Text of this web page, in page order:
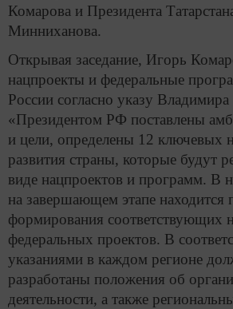
Комарова и Президента
Минниханова.
Открывая заседание, Игорь
нацпроекты и федеральные
России согласно указу
«Президентом РФ поставлены
и цели, определены 12 ключевых
развития страны, которые будут
виде нацпроектов и программ. В
на завершающем этапе находится
формирования соответствующих
федеральных проектов. В
указаниями в каждом регионе
разработаны положения об
деятельности, а также